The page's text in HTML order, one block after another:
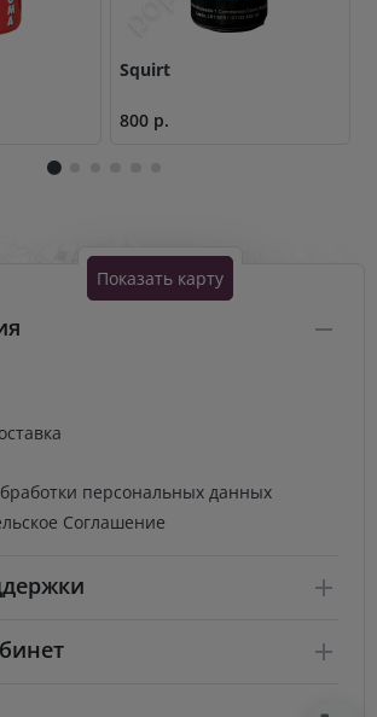
Squirt
800 р.
Показать карту
персональных данных
Соглашение